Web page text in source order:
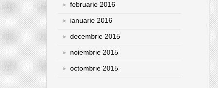
februarie 2016
ianuarie 2016
decembrie 2015
noiembrie 2015
octombrie 2015